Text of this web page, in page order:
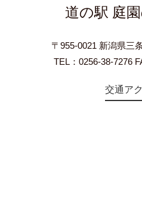
道の駅 庭
〒955-0021 新潟県三
TEL：0256-38-7276
交通ア